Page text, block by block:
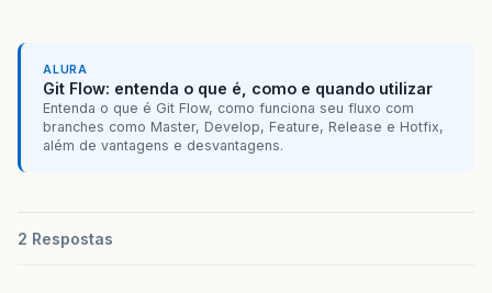
ALURA
Git Flow: entenda o que é, como e quando utilizar
Entenda o que é Git Flow, como funciona seu fluxo com
branches como Master, Develop, Feature, Release e Hotfix,
além de vantagens e desvantagens.
2 Respostas